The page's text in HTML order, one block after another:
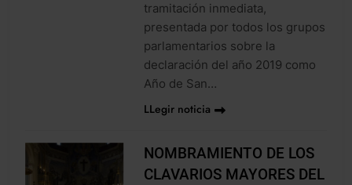
tramitación inmediata,
presentada por todos los grupos
parlamentarios sobre la
declaración del año 2019 como
Año de San…
LLegir noticia
NOMBRAMIENTO DE LOS
CLAVARIOS MAYORES DEL